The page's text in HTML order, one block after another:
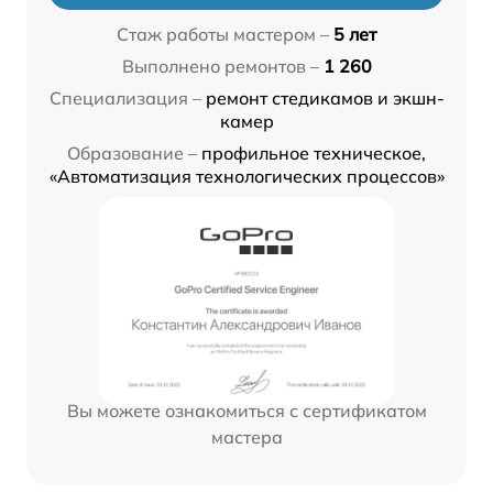
Стаж работы мастером – 5 лет
Выполнено ремонтов – 1 260
Специализация – ремонт стедикамов и экшн-
камер
Образование – профильное техническое,
«Автоматизация технологических процессов»
Вы можете ознакомиться с сертификатом
мастера